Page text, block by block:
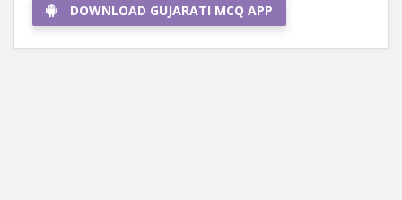
DOWNLOAD GUJARATI MCQ APP